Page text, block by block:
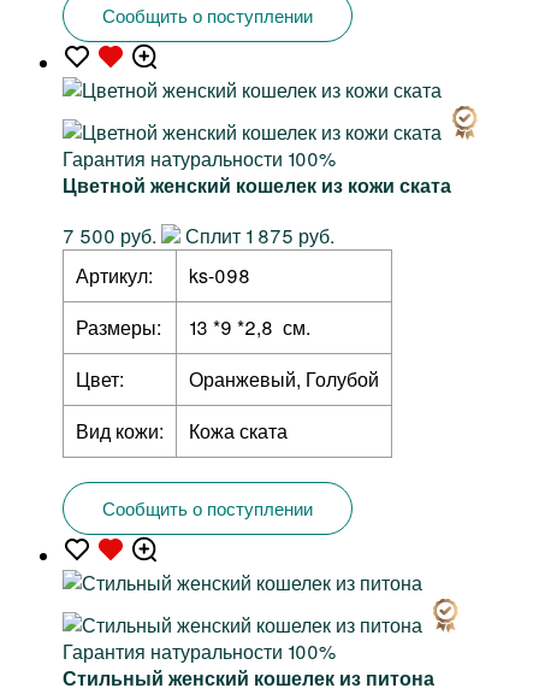
Сообщить о поступлении
Гарантия натуральности 100%
Цветной женский кошелек из кожи ската
7 500 руб.
Сплит 1 875 руб.
Артикул:
ks-098
Размеры:
13 *9 *2,8 см.
Цвет:
Оранжевый, Голубой
Вид кожи:
Кожа ската
Сообщить о поступлении
Гарантия натуральности 100%
Стильный женский кошелек из питона